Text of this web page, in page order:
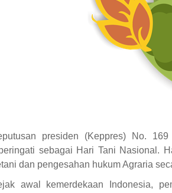
presiden (Keppres) No.
sebagai Hari Tani Nasional.
dan pengesahan hukum Agraria
awal kemerdekaan Indonesia,